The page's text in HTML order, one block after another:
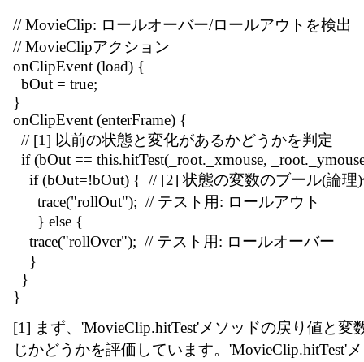
// MovieClip: ロールオーバー/ロールアウトを検出
// MovieClipアクション
onClipEvent (load) {
bOut = true;
}
onClipEvent (enterFrame) {
// [1] 以前の状態と変化があるかどうかを判定
if (bOut == this.hitTest(_root._xmouse,
if (bOut=!bOut) { // [2] 状態の変数のブール(論理
trace("rollOut"); // テスト用: ロールアウト
} else {
trace("rollOver"); // テスト用: ロールオーバー
}
}
}
[1] まず、'MovieClip.hitTest'メソッドの戻り値と変
じかどうかを評価しています。'MovieClip.hitTest'